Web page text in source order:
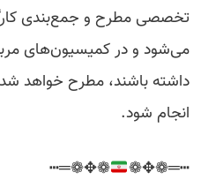
تخصصی مطرح و جمع‌بندی
می‌شود و در کمیسیون‌های
داشته باشند، مطرح خواهد شد
انجام شود.
┅═❁✥❁
❁✥❁═┅